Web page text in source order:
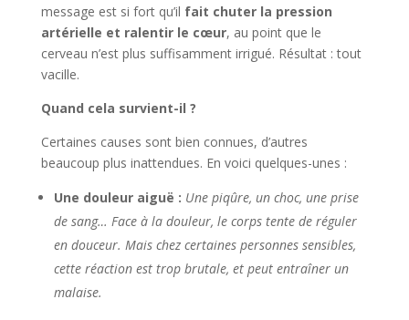
message est si fort qu’il fait chuter la pression
artérielle et ralentir le cœur, au point que le
cerveau n’est plus suffisamment irrigué. Résultat : tout
vacille.
Quand cela survient-il ?
Certaines causes sont bien connues, d’autres
beaucoup plus inattendues. En voici quelques-unes :
Une douleur aiguë : Une piqûre, un choc, une prise
de sang… Face à la douleur, le corps tente de réguler
en douceur. Mais chez certaines personnes sensibles,
cette réaction est trop brutale, et peut entraîner un
malaise.